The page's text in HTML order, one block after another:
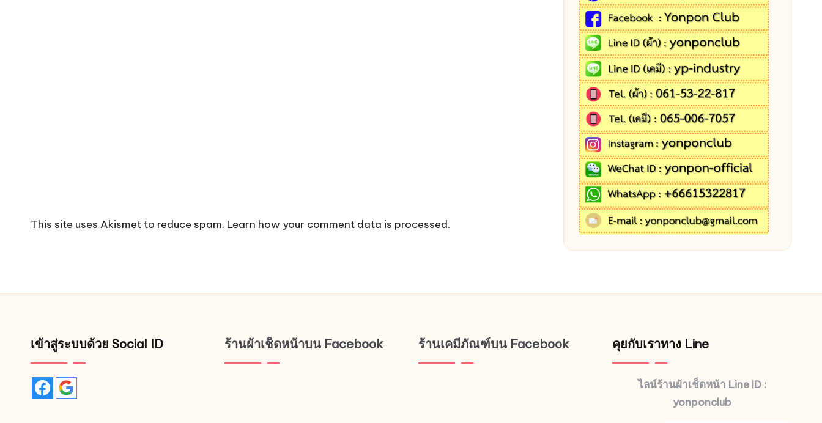
This site uses Akismet to reduce spam. Learn how your comment data is processed.
เข้าสู่ระบบด้วย Social ID ร้านผ้าเช็ดหน้าบน Facebook ร้านเคมีภัณฑ์บน Facebook คุยกับเราทาง Line
ไลน์ร้านผ้าเช็ดหน้า Line ID :
yonponclub